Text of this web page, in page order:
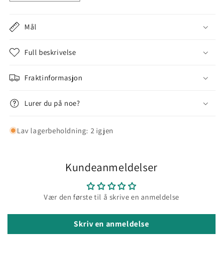
antallet
Cheaper
Planteskilt
antallet
-
Planteskilt
Mål
Full beskrivelse
Fraktinformasjon
Lurer du på noe?
Lav lagerbeholdning: 2 igjen
Kundeanmeldelser
Vær den første til å skrive en anmeldelse
Skriv en anmeldelse